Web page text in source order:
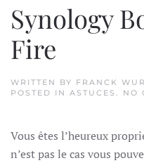
Synology
Fire
WRITTEN BY FRANCK
POSTED IN ASTUCES . NO
Vous êtes l’heureux
n’est pas le cas vous